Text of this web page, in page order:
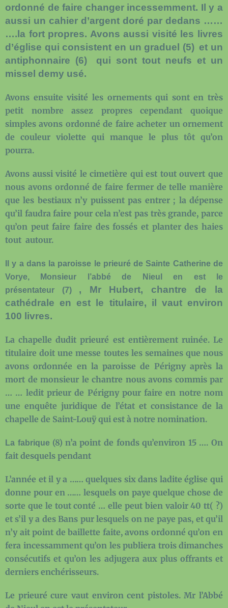
ordonné de faire changer incessemment. Il y a
aussi un cahier d’argent doré par dedans ……
….la fort propres. Avons aussi visité les livres
d’église qui consistent en un graduel (5) et un
antiphonnaire (6)
qui sont tout neufs et un
missel demy usé.
Avons ensuite visité les ornements qui sont en très
petit nombre assez propres cependant quoique
simples avons ordonné de faire acheter un ornement
de couleur violette qui manque le plus tôt qu’on
pourra.
Avons aussi visité le cimetière qui est tout ouvert que
nous avons ordonné de faire fermer de telle manière
que les bestiaux n’y puissent pas entrer ; la dépense
qu’il faudra faire pour cela n’est pas très grande, parce
qu’on peut faire faire des fossés et planter des haies
tout autour.
Il y a dans la paroisse le prieuré de Sainte Catherine de
Vorye, Monsieur l’abbé de Nieul en est le
présentateur (7)
, Mr Hubert, chantre de la
cathédrale en est le titulaire, il vaut environ
100 livres.
La chapelle dudit prieuré est entièrement ruinée. Le
titulaire doit une messe toutes les semaines que nous
avons ordonnée en la paroisse de Périgny après la
mort de monsieur le chantre nous avons commis par
… … ledit prieur de Périgny pour faire en notre nom
une enquête juridique de l’état et consistance de la
chapelle de Saint-Louÿ qui est à notre nomination.
La fabrique (8) n’a point de fonds qu’environ 15 …. On
fait desquels pendant
L’année et il y a …… quelques six dans ladite église qui
donne pour en …… lesquels on paye quelque chose de
sorte que le tout conté … elle peut bien valoir 40 tt( ?)
et s’il y a des Bans pur lesquels on ne paye pas, et qu’il
n’y ait point de baillette faite, avons ordonné qu’on en
fera incessamment qu’on les publiera trois dimanches
consécutifs et qu’on les adjugera aux plus offrants et
derniers enchérisseurs.
Le prieuré cure vaut environ cent pistoles. Mr l’Abbé